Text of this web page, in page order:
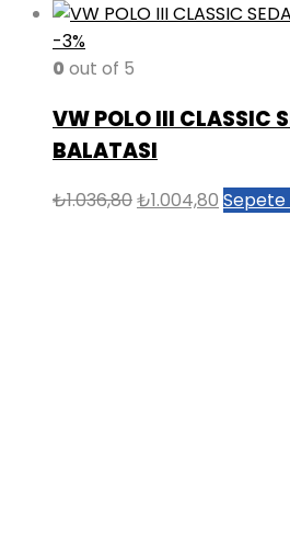
-3%
0 out of 5
VW POLO III CLASSIC
BALATASI
₺1.036,80Orijinal
₺1.004,80 Şu
Sepete